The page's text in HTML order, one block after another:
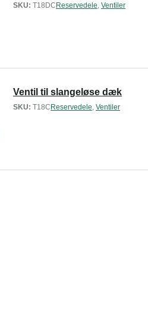
SKU: T18DC Reservedele, Ventiler
Ventil til slangeløse dæk
SKU: T18C Reservedele, Ventiler